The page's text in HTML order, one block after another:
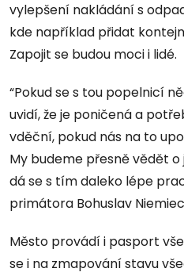
vylepšení nakládání s
kde například přidat
Zapojit se budou moci i lidé.
“Pokud se s tou popelnicí
uvidí, že je poničená a
vděční, pokud nás na to
My budeme přesně vědět
dá se s tím daleko lépe
primátora Bohuslav
Město provádí i pasport
se i na zmapování stavu